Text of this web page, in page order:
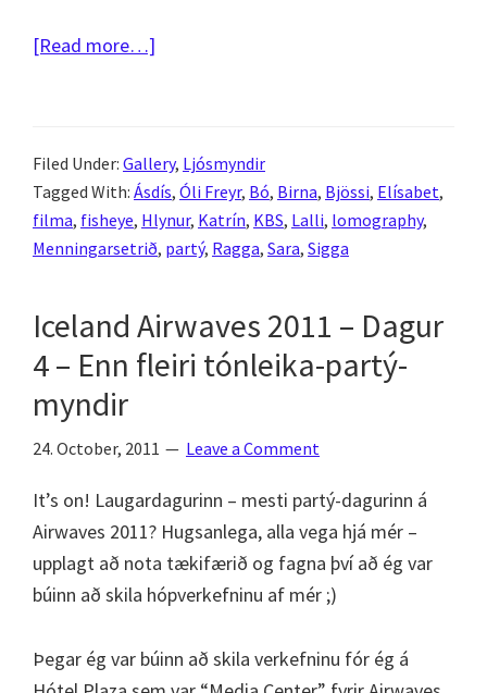
[Read more…]
sumar,
gleði
&
partý
Filed Under: Gallery, Ljósmyndir
Tagged With: Ásdís, Óli Freyr, Bó, Birna, Bjössi, Elísabet,
filma, fisheye, Hlynur, Katrín, KBS, Lalli, lomography,
Menningarsetrið, partý, Ragga, Sara, Sigga
Iceland Airwaves 2011 – Dagur
4 – Enn fleiri tónleika-partý-
myndir
24. October, 2011 Leave a Comment
It’s on! Laugardagurinn – mesti partý-dagurinn á
Airwaves 2011? Hugsanlega, alla vega hjá mér –
upplagt að nota tækifærið og fagna því að ég var
búinn að skila hópverkefninu af mér ;)
Þegar ég var búinn að skila verkefninu fór ég á